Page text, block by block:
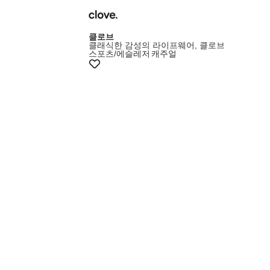
클로브
클래식한 감성의 라이프웨어, 클로브
스포츠/에슬레저 캐주얼